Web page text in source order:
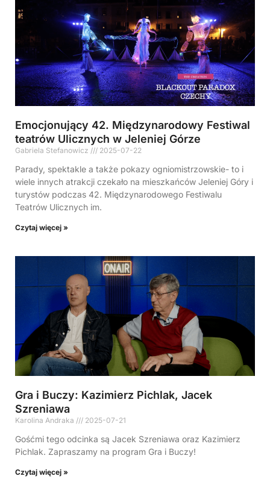
Emocjonujący 42. Międzynarodowy Festiwal
teatrów Ulicznych w Jeleniej Górze
Gabriela Stefanowicz 2025-07-22
Parady, spektakle a także pokazy ogniomistrzowskie- to i
wiele innych atrakcji czekało na mieszkańców Jeleniej Góry i
turystów podczas 42. Międzynarodowego Festiwalu
Teatrów Ulicznych im.
Czytaj więcej »
Gra i Buczy: Kazimierz Pichlak, Jacek
Szreniawa
Karolina Andraka 2025-07-21
Gośćmi tego odcinka są Jacek Szreniawa oraz Kazimierz
Pichlak. Zapraszamy na program Gra i Buczy!
Czytaj więcej »